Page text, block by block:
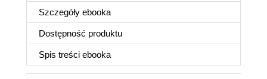
Szczegóły ebooka
Dostępność produktu
Spis treści ebooka